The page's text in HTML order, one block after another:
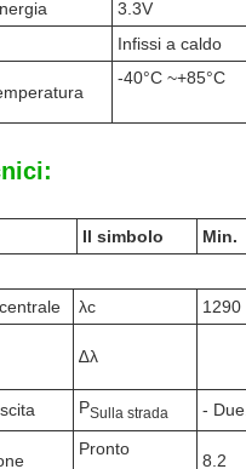
3.3V
Infissi a caldo
-40°C ~+85°C
Il simbolo Min.
λc 1290
∆λ
PSulla strada - Due.
Pronto
8.2